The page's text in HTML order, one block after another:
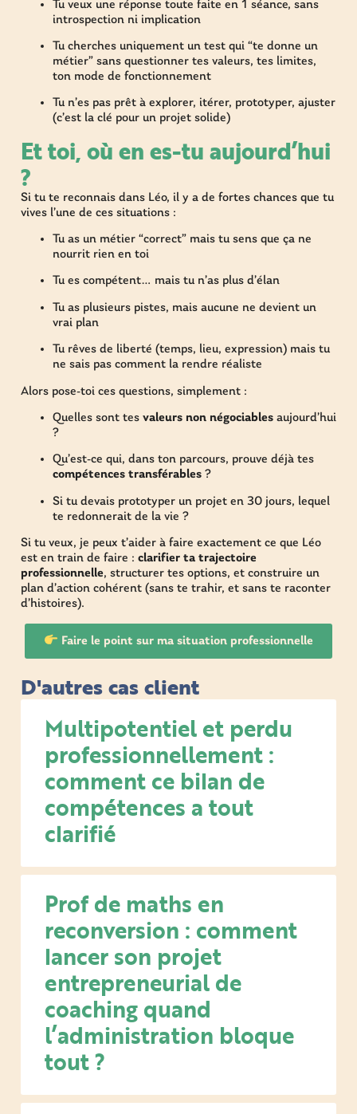
Tu veux une réponse toute faite en 1 séance, sans
introspection ni implication
Tu cherches uniquement un test qui “te donne un
métier” sans questionner tes valeurs, tes limites,
ton mode de fonctionnement
Tu n’es pas prêt à explorer, itérer, prototyper, ajuster
(c’est la clé pour un projet solide)
Et toi, où en es-tu aujourd’hui
?
Si tu te reconnais dans Léo, il y a de fortes chances que tu
vives l’une de ces situations :
Tu as un métier “correct” mais tu sens que ça ne
nourrit rien en toi
Tu es compétent… mais tu n’as plus d’élan
Tu as plusieurs pistes, mais aucune ne devient un
vrai plan
Tu rêves de liberté (temps, lieu, expression) mais tu
ne sais pas comment la rendre réaliste
Alors pose-toi ces questions, simplement :
Quelles sont tes valeurs non négociables aujourd’hui
?
Qu’est-ce qui, dans ton parcours, prouve déjà tes
compétences transférables ?
Si tu devais prototyper un projet en 30 jours, lequel
te redonnerait de la vie ?
Si tu veux, je peux t’aider à faire exactement ce que Léo
est en train de faire : clarifier ta trajectoire
professionnelle, structurer tes options, et construire un
plan d’action cohérent (sans te trahir, et sans te raconter
d’histoires).
Faire le point sur ma situation professionnelle
D'autres cas client
Multipotentiel et perdu
professionnellement :
comment ce bilan de
compétences a tout
clarifié
Prof de maths en
reconversion : comment
lancer son projet
entrepreneurial de
coaching quand
l’administration bloque
tout ?